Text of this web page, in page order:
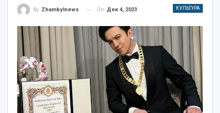
КУЛЬТУРА
By Zhambylnews On Дек 4, 2023